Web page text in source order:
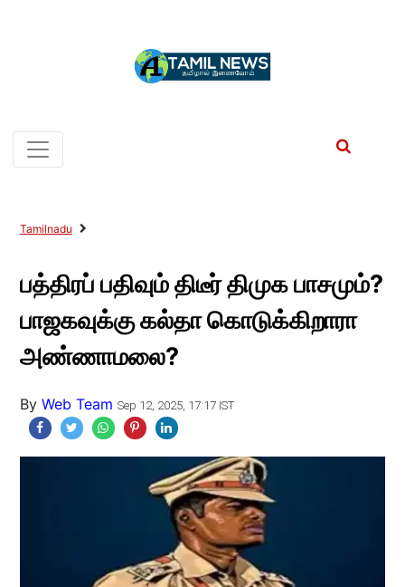
Tamilnadu
பத்திரப் பதிவும் திடீர் திமுக பாசமும்?
பாஜகவுக்கு கல்தா கொடுக்கிறாரா
அண்ணாமலை?
By Web Team Sep 12, 2025, 17:17 IST